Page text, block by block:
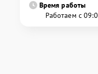
Время работы
Работаем с